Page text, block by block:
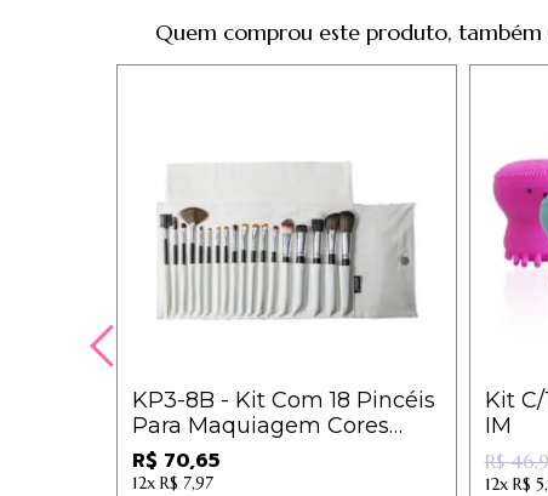
Quem comprou este produto, também
KP3-8B - Kit Com 18 Pincéis
Para Maquiagem Cores
Sortidas - Macrilan
R$ 70,65
12x R$ 7,97
Kit
IM
R$
12x R$